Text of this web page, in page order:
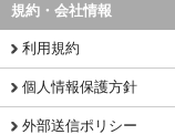
規約・会社情報
利用規約
個人情報保護方針
外部送信ポリシー